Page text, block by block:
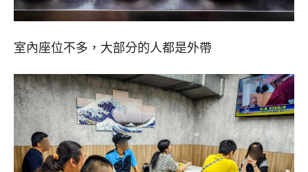
室內座位不多，大部分的人都是外帶